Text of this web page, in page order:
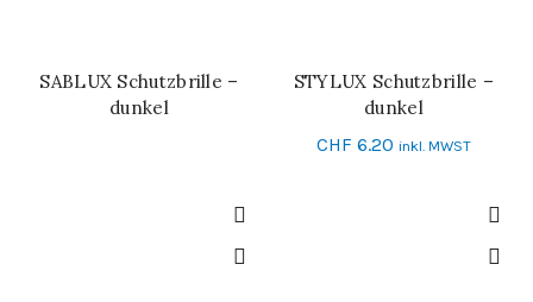
WEITERLESEN
SABLUX Schutzbrille –
dunkel
IN DEN WARENKORB
STYLUX Schutzbrille –
dunkel
CHF 6.20 inkl. MWST